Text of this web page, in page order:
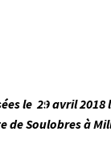
le 29 avril 2018
de Soulobres à